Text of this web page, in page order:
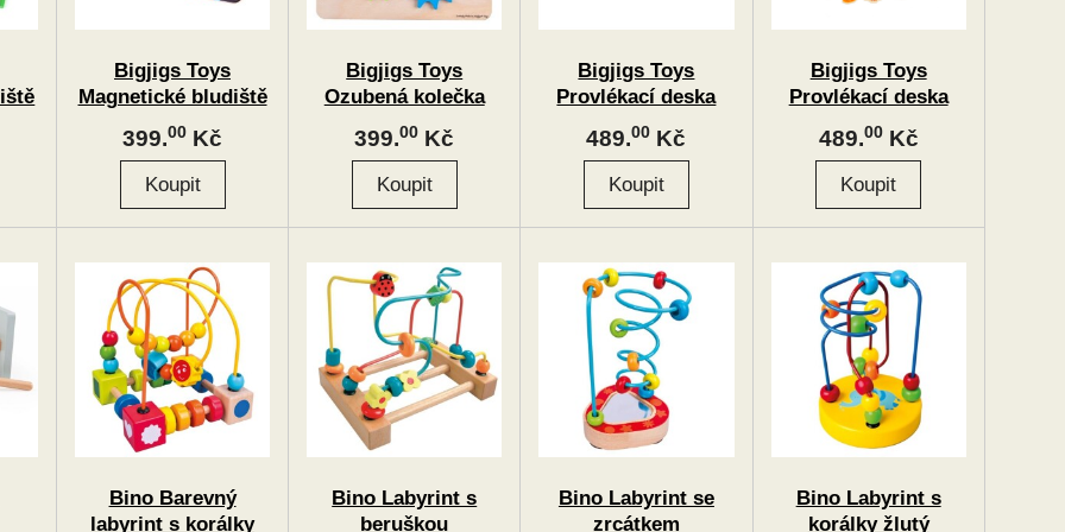
Bigjigs Toys
Magnetické bludiště
Staveniště
399.00 Kč
Bigjigs Toys
Ozubená kolečka
399.00 Kč
Bigjigs Toys
Provlékací deska
domeček
489.00 Kč
Bigjigs Toys
Provlékací deska
moře
489.00Kč
Bino Barevný
labyrint s korálky
Bino Labyrint s
beruškou
Bino Labyrint se
zrcátkem
Bino Labyrint s
korálky žlutý